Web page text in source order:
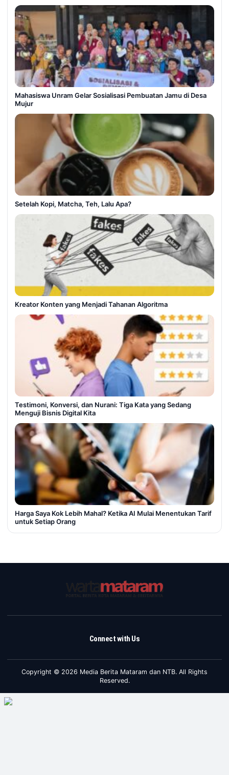
Mahasiswa Unram Gelar Sosialisasi Pembuatan Jamu di Desa
Mujur
Setelah Kopi, Matcha, Teh, Lalu Apa?
Kreator Konten yang Menjadi Tahanan Algoritma
Testimoni, Konversi, dan Nurani: Tiga Kata yang Sedang
Menguji Bisnis Digital Kita
Harga Saya Kok Lebih Mahal? Ketika AI Mulai Menentukan Tarif
untuk Setiap Orang
Connect with Us
Copyright © 2026 Media Berita Mataram dan NTB. All Rights
Reserved.